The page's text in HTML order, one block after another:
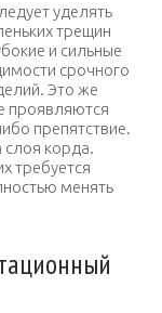
уделять
трещин
и сильные
срочного
Это же
проявляются
препятствие.
слоя корда.
требуется
менять